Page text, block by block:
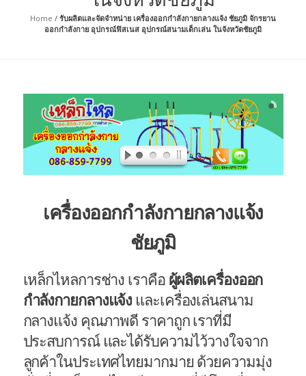
Home / รับผลิตและจัดจำหน่าย เครื่องออกกำลังกายกลางแจ้ง ชัยภูมิ จักรยาน
ออกกำลังกาย อุปกรณ์ฟิสเนส อุปกรณ์สนามเด็กเล่น ในจังหวัดชัยภูมิ
เครื่องออกกำลังกายกลางแจ้ง
ชัยภูมิ
เหล็กไหลการช่าง เราคือ ผู้ผลิตเครื่องออก
กำลังกายกลางแจ้ง และเครื่องเล่นสนาม
กลางแจ้ง คุณภาพดี ราคาถูก เราที่มี
ประสบการณ์ และได้รับความไว้วางใจจาก
ลูกค้าในประเทศไทยมากมาย ด้วยความมุ่ง